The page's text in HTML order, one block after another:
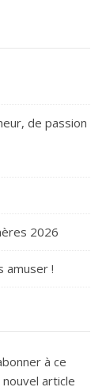
de passion
2026
amuser !
à ce
article